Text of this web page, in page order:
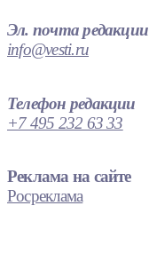
Эл. почта редакции
info@vesti.ru
Телефон редакции
+7 495 232 63 33
Реклама на сайте
Росреклама